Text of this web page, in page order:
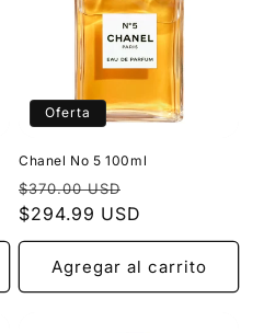
Oferta
Chanel No 5 100ml
Precio
habitual
$370.00 USD
de
oferta
$294.99 USD
Agregar al carrito